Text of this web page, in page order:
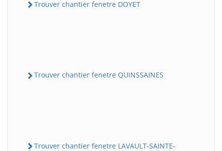
Trouver chantier fenetre DOYET
Trouver chantier fenetre QUINSSAINES
Trouver chantier fenetre LAVAULT-SAINTE-